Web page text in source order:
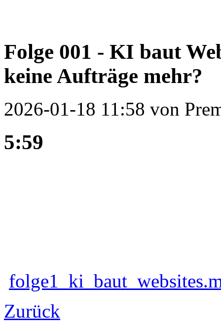
Folge 001 - KI baut
keine Aufträge mehr?
2026-01-18 11:58 von
5:59
Zurück